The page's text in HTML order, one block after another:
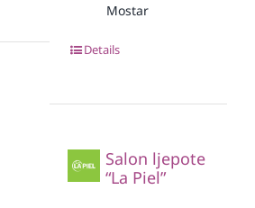
Mostar
Details
Salon ljepote
“La Piel”